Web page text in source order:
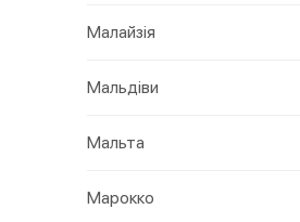
Малайзія
Мальдіви
Мальта
Марокко